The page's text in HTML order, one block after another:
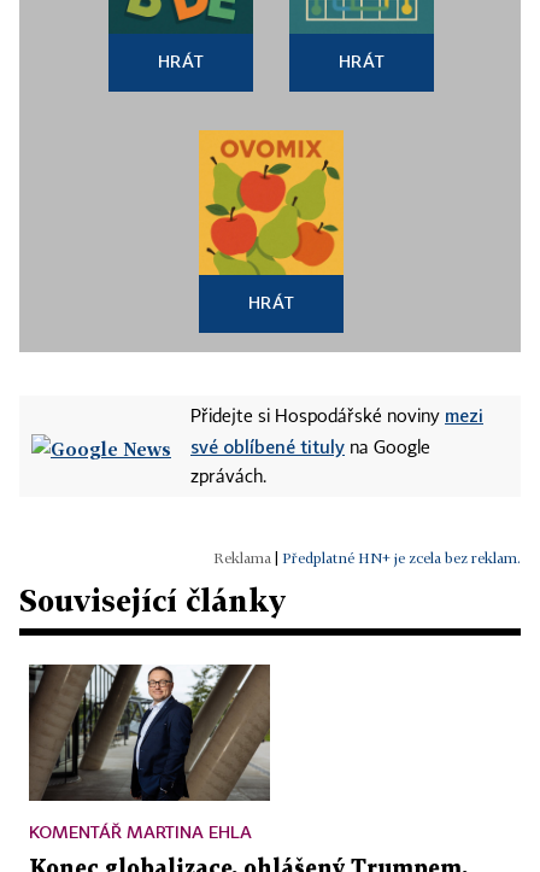
HRÁT HRÁT
HRÁT
Přidejte si Hospodářské noviny mezi
své oblíbené tituly na Google
zprávách.
Předplatné HN+ je zcela bez reklam.
Související články
KOMENTÁŘ MARTINA EHLA